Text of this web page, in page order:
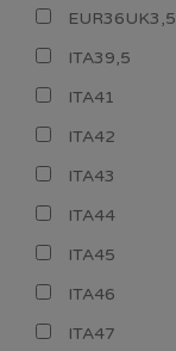
EUR36UK3,5
ITA39,5
ITA41
ITA42
ITA43
ITA44
ITA45
ITA46
ITA47